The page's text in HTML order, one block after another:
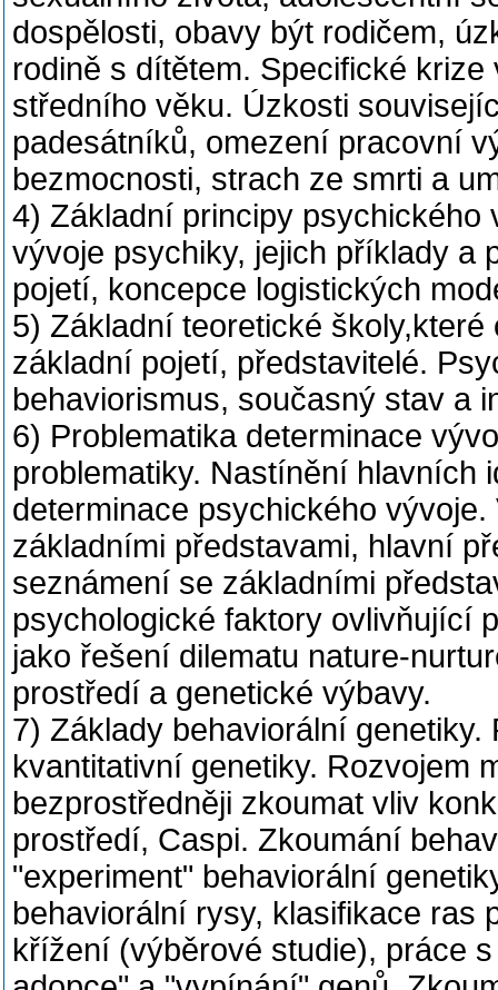
dospělosti, obavy být rodičem,
rodině s dítětem. Specifické
středního věku. Úzkosti
padesátníků, omezení pracovní
bezmocnosti, strach ze smrti a
4) Základní principy psychického
vývoje psychiky, jejich příklady a
pojetí, koncepce logistických
5) Základní teoretické
základní pojetí, představitelé.
behaviorismus, současný stav a
6) Problematika determinace
problematiky. Nastínění hlavních
determinace psychického
základními představami, hlavní
seznámení se základními
psychologické faktory ovlivňující
jako řešení dilematu nature-
prostředí a genetické výbavy.
7) Základy behaviorální
kvantitativní genetiky. Rozvojem
bezprostředněji zkoumat vliv
prostředí, Caspi. Zkoumání
"experiment" behaviorální
behaviorální rysy, klasifikace ras
křížení (výběrové studie), práce